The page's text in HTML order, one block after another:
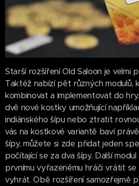
Starší rozšíření Old Saloon je velmi
Taktéž nabízí pět různých modulů,
kombinovat a implementovat do
dvě nové kostky umožňující
indiánského šípu nebo ztratit
vás na kostkové variantě baví
šípy, můžete si zde přidat jeden
počítající se za dva šípy. Další
prvnímu vyřazenému hráči vrátit
vyhrát. Obě rozšíření samozřejmě